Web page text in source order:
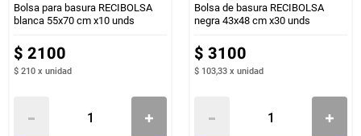
Bolsa para basura RECIBOLSA
blanca 55x70 cm x10 unds
$ 2100
$ 210 x unidad
Bolsa de basura RECIBOLSA
negra 43x48 cm x30 unds
$ 3100
$ 103,33 x unidad